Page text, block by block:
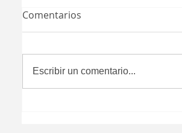
Comentarios
Escribir un comentario...